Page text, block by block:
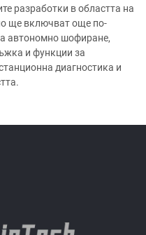
разработки в областта на
ще включват още по-
автономно шофиране,
и функции за
диагностика и